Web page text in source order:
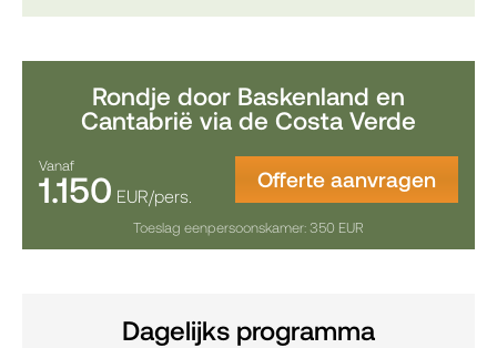
Rondje door Baskenland en
Cantabrië via de Costa Verde
Vanaf
1.150 EUR/pers.
Offerte aanvragen
Toeslag eenpersoonskamer: 350 EUR
Dagelijks programma